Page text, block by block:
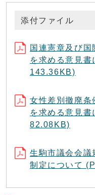
添付ファイル
国連憲章及び
を求める意見書
143.36KB)
女性差別撤廃条
を求める意見書
82.08KB)
生駒市議会会議
制定について